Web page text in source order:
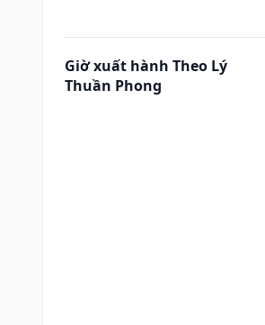
Giờ xuất hành Theo Lý
Thuần Phong